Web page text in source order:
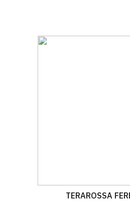
TERAROSSA